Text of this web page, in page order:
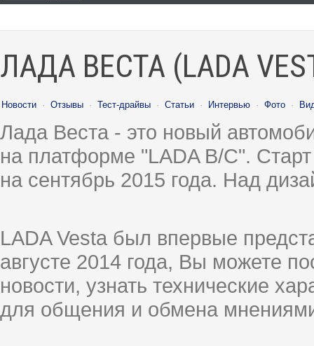
ЛАДА ВЕСТА (LADA
Новости · Отзывы · Тест-драйвы · Статьи · Интервью · Фото ·
Лада Веста - это новый
на платформе "LADA B/C".
на сентябрь 2015 года. Над
LADA Vesta был впервые
августе 2014 года, Вы можете
новости, узнать технические
для общения и обмена